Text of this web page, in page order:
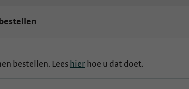
bestellen. Lees hier hoe u dat doet.